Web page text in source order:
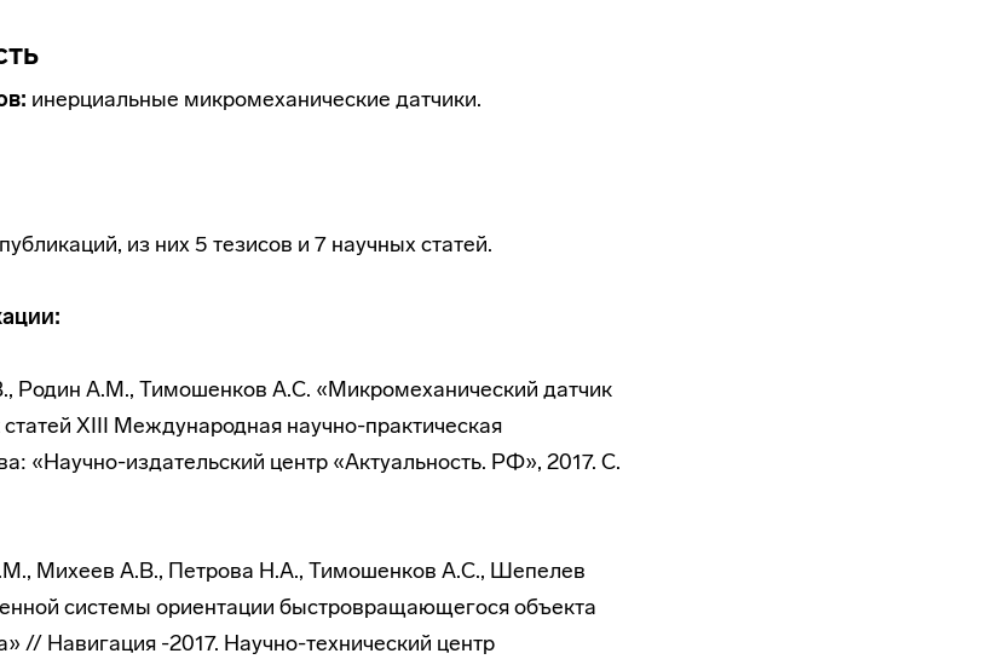
инерциальные микромеханические датчики.
из них 5 тезисов и 7 научных статей.
Родин А.М., Тимошенков А.С. «Микромеханический датчик
XIII Международная научно-практическая
«Научно-издательский центр «Актуальность. РФ», 2017. С.
Михеев А.В., Петрова Н.А., Тимошенков А.С., Шепелев
системы ориентации быстровращающегося объекта
// Навигация -2017. Научно-технический центр